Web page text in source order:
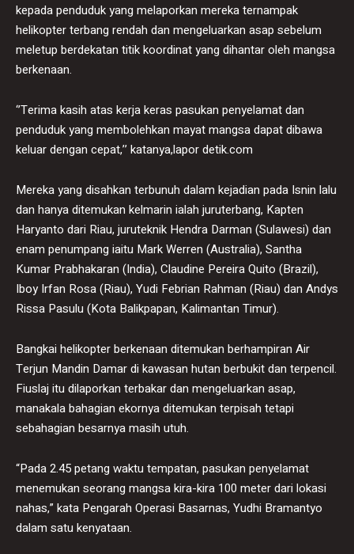
kepada penduduk yang melaporkan mereka ternampak
helikopter terbang rendah dan mengeluarkan asap sebelum
meletup berdekatan titik koordinat yang dihantar oleh mangsa
berkenaan.
‘’Terima kasih atas kerja keras pasukan penyelamat dan
penduduk yang membolehkan mayat mangsa dapat dibawa
keluar dengan cepat,’’ katanya,lapor detik.com
Mereka yang disahkan terbunuh dalam kejadian pada Isnin lalu
dan hanya ditemukan kelmarin ialah juruterbang, Kapten
Haryanto dari Riau, juruteknik Hendra Darman (Sulawesi) dan
enam penumpang iaitu Mark Werren (Australia), Santha
Kumar Prabhakaran (India), Claudine Pereira Quito (Brazil),
Iboy Irfan Rosa (Riau), Yudi Febrian Rahman (Riau) dan Andys
Rissa Pasulu (Kota Balikpapan, Kalimantan Timur).
Bangkai helikopter berkenaan ditemukan berhampiran Air
Terjun Mandin Damar di kawasan hutan berbukit dan terpencil.
Fiuslaj itu dilaporkan terbakar dan mengeluarkan asap,
manakala bahagian ekornya ditemukan terpisah tetapi
sebahagian besarnya masih utuh.
“Pada 2.45 petang waktu tempatan, pasukan penyelamat
menemukan seorang mangsa kira-kira 100 meter dari lokasi
nahas,” kata Pengarah Operasi Basarnas, Yudhi Bramantyo
dalam satu kenyataan.